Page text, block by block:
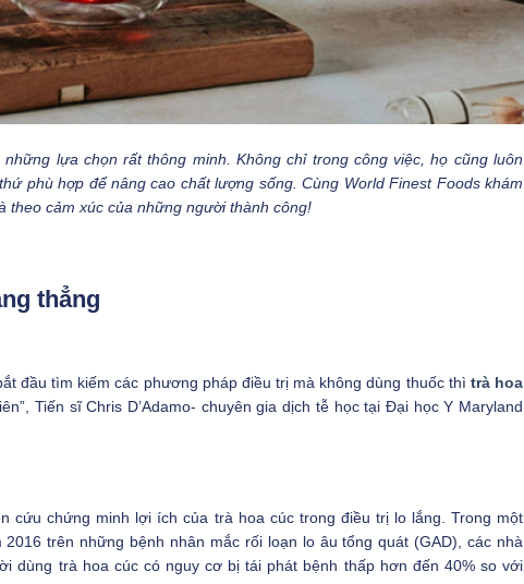
lựa chọn rất thông minh. Không chỉ trong công việc, họ cũng luôn
phù hợp để nâng cao chất lượng sống. Cùng World Finest Foods khám
theo cảm xúc của những người thành công!
thẳng
đầu tìm kiếm các phương pháp điều trị mà không dùng thuốc thì trà hoa
Tiến sĩ Chris D’Adamo- chuyên gia dịch tễ học tại Đại học Y Maryland
cứu chứng minh lợi ích của trà hoa cúc trong điều trị lo lắng. Trong một
trên những bệnh nhân mắc rối loạn lo âu tổng quát (GAD), các nhà
dùng trà hoa cúc có nguy cơ bị tái phát bệnh thấp hơn đến 40% so với